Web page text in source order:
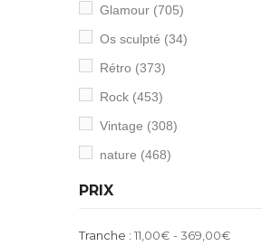
Glamour (705)
Os sculpté (34)
Rétro (373)
Rock (453)
Vintage (308)
nature (468)
PRIX
Tranche : 11,00€ - 369,00€